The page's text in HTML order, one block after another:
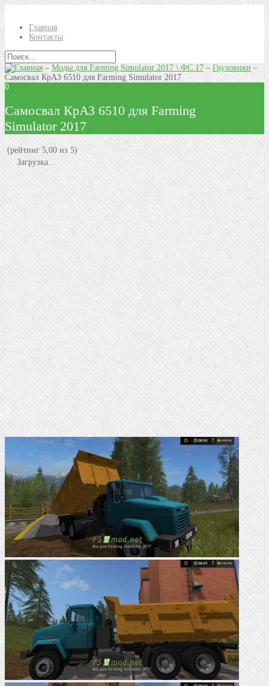
Главная
Контакты
–Моды для Farming Simulator 2017 \ ФС 17– Грузовики –
Самосвал КрАЗ 6510 для Farming Simulator 2017
0
Самосвал КрАЗ 6510 для Farming
Simulator 2017
(рейтинг 5,00 из 5)
Загрузка...